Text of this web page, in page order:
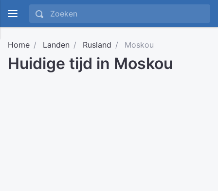
Home Landen Rusland Moskou
Huidige tijd in Moskou